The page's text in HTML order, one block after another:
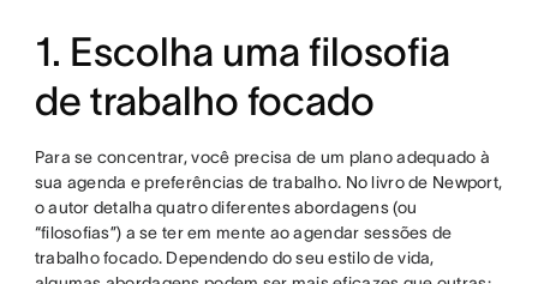
1. Escolha uma filosofia
de trabalho focado
Para se concentrar, você precisa de um plano adequado à
sua agenda e preferências de trabalho. No livro de Newport,
o autor detalha quatro diferentes abordagens (ou
“filosofias”) a se ter em mente ao agendar sessões de
trabalho focado. Dependendo do seu estilo de vida,